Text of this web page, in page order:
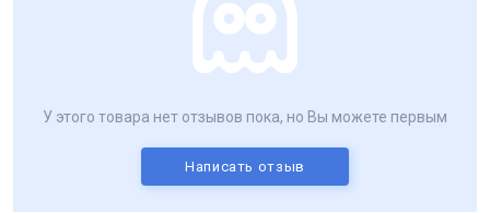
У этого товара нет отзывов пока, но Вы можете первым
Написать отзыв